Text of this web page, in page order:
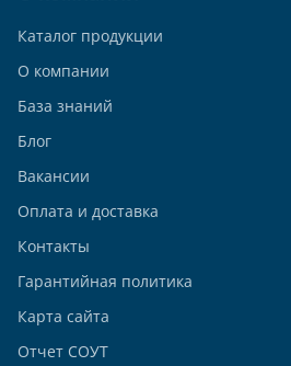
Каталог продукции
О компании
База знаний
Блог
Вакансии
Оплата и доставка
Контакты
Гарантийная политика
Карта сайта
Отчет СОУТ